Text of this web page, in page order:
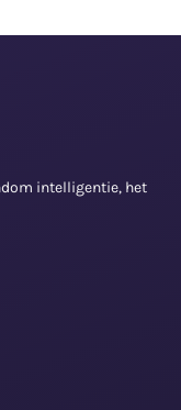
intelligentie, het